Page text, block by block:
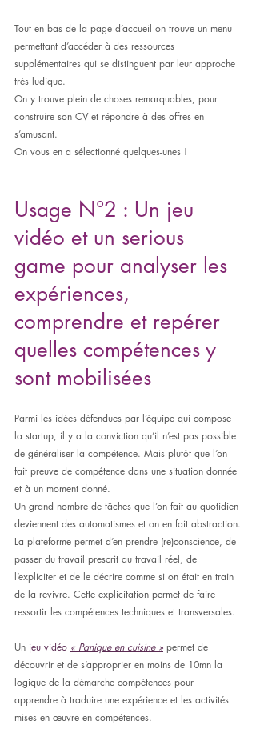
Tout en bas de la page d’accueil on trouve un menu
permettant d’accéder à des ressources
supplémentaires qui se distinguent par leur approche
très ludique.
On y trouve plein de choses remarquables, pour
construire son CV et répondre à des offres en
s’amusant.
On vous en a sélectionné quelques-unes !
Usage N°2 : Un jeu
vidéo et un serious
game pour analyser les
expériences,
comprendre et repérer
quelles compétences y
sont mobilisées
Parmi les idées défendues par l’équipe qui compose
la startup, il y a la conviction qu’il n’est pas possible
de généraliser la compétence. Mais plutôt que l’on
fait preuve de compétence dans une situation donnée
et à un moment donné.
Un grand nombre de tâches que l’on fait au quotidien
deviennent des automatismes et on en fait abstraction.
La plateforme permet d’en prendre (re)conscience, de
passer du travail prescrit au travail réel, de
l’expliciter et de le décrire comme si on était en train
de la revivre. Cette explicitation permet de faire
ressortir les compétences techniques et transversales.
Un jeu vidéo « Panique en cuisine » permet de
découvrir et de s’approprier en moins de 10mn la
logique de la démarche compétences pour
apprendre à traduire une expérience et les activités
mises en œuvre en compétences.